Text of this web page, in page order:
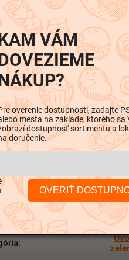
parametre
:
VÁM
overenie dostupnosti, zadajte
mesta na základe, ktorého sa
dostupnosť sortimentu a
doručenie.
OVERIŤ